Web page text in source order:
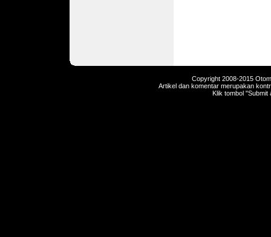
Copyright 2008-2015
Artikel dan komentar merupakan
Klik tombol